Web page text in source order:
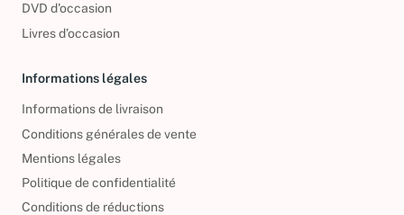
DVD d'occasion
Livres d’occasion
Informations légales
Informations de livraison
Conditions générales de vente
Mentions légales
Politique de confidentialité
Conditions de réductions